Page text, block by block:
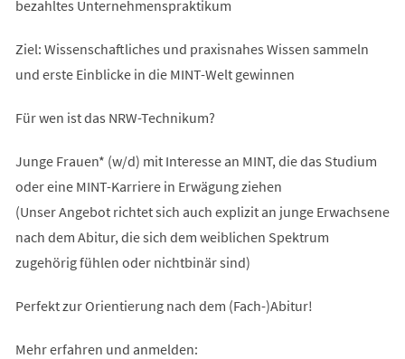
bezahltes Unternehmenspraktikum
Ziel: Wissenschaftliches und praxisnahes Wissen sammeln
und erste Einblicke in die MINT-Welt gewinnen
Für wen ist das NRW-Technikum?
Junge Frauen* (w/d) mit Interesse an MINT, die das Studium
oder eine MINT-Karriere in Erwägung ziehen
(Unser Angebot richtet sich auch explizit an junge Erwachsene
nach dem Abitur, die sich dem weiblichen Spektrum
zugehörig fühlen oder nichtbinär sind)
Perfekt zur Orientierung nach dem (Fach-)Abitur!
Mehr erfahren und anmelden: